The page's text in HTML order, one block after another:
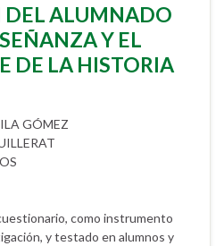
DEL ALUMNADO
Y EL
DE LA HISTORIA
GÓMEZ
como instrumento
y testado en alumnos y